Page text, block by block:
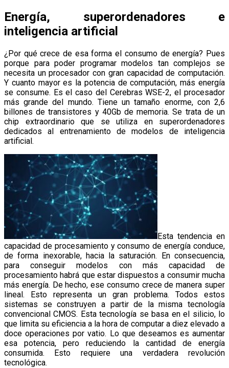
Energía, superordenadores e
inteligencia artificial
¿Por qué crece de esa forma el consumo de energía? Pues
porque para poder programar modelos tan complejos se
necesita un procesador con gran capacidad de computación.
Y cuanto mayor es la potencia de computación, más energía
se consume. Es el caso del Cerebras WSE-2, el procesador
más grande del mundo. Tiene un tamaño enorme, con 2,6
billones de transistores y 40Gb de memoria. Se trata de un
chip extraordinario que se utiliza en superordenadores
dedicados al entrenamiento de modelos de inteligencia
artificial.
Esta tendencia en
capacidad de procesamiento y consumo de energía conduce,
de forma inexorable, hacia la saturación. En consecuencia,
para conseguir modelos con más capacidad de
procesamiento habrá que estar dispuestos a consumir mucha
más energía. De hecho, ese consumo crece de manera super
lineal. Esto representa un gran problema. Todos estos
sistemas se construyen a partir de la misma tecnología
convencional CMOS. Esta tecnología se basa en el silicio, lo
que limita su eficiencia a la hora de computar a diez elevado a
doce operaciones por vatio. Lo que deseamos es aumentar
esa potencia, pero reduciendo la cantidad de energía
consumida. Esto requiere una verdadera revolución
tecnológica.